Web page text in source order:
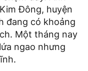
Đông, huyện
đang có khoảng
Một tháng nay
ngao nhưng